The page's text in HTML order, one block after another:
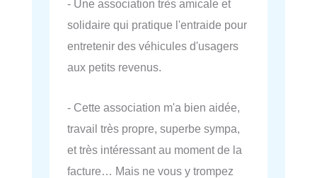
- Une association très amicale et
solidaire qui pratique l'entraide pour
entretenir des véhicules d'usagers
aux petits revenus.
- Cette association m'a bien aidée,
travail très propre, superbe sympa,
et très intéressant au moment de la
facture… Mais ne vous y trompez